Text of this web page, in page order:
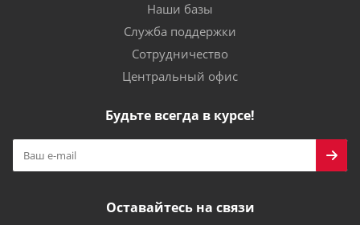
Наши базы
Служба поддержки
Сотрудничество
Центральный офис
Будьте всегда в курсе!
Оставайтесь на связи